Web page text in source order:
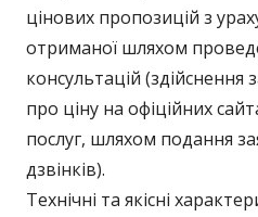
цінових пропозицій з
отриманої шляхом
консультацій
про ціну на офіційних
послуг, шляхом подання
дзвінків).
Технічні та якісні